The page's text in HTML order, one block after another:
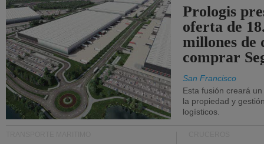
Prologis
oferta de
millones de
comprar
San Francisco
Esta fusión creará
la propiedad y
logísticos.